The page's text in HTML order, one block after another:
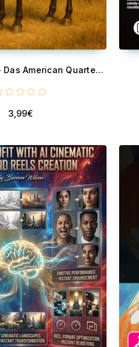
Pferdewelten - Das American Quarter Horse
3,99€